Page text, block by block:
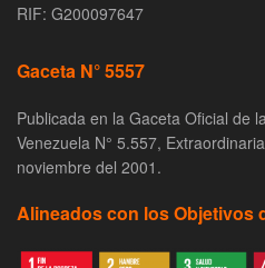
RIF: G200097647
Gaceta N° 5557
Publicada en la Gaceta Oficial de
Venezuela N° 5.557,
noviembre del 2001.
Alineados con los Objetivos